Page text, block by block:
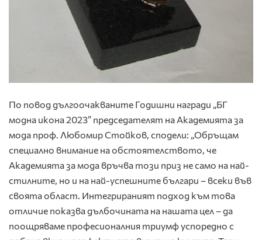
По повод дългоочакваните Годишни награди „БГ
модна икона 2023” председателят на Академията за
мода проф. Любомир Стойков, сподели: „Обръщам
специално внимание на обстоятелството, че
Академията за мода връчва този приз не само на най-
стилните, но и на най-успешните българи – всеки във
своята област. Интегрираният подход към това
отличие показва дълбочината на нашата цел – да
поощряваме професионалния триумф успоредно с